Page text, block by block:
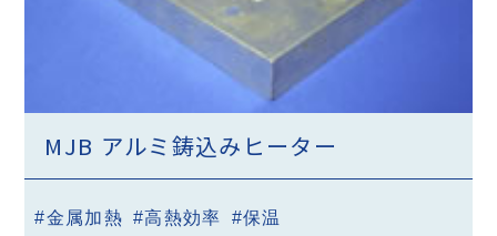
MJB アルミ鋳込みヒーター
#金属加熱 #高熱効率 #保温